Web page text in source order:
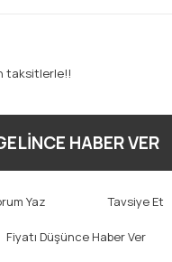
taksitlerle!!
HABER VER
Yaz Tavsiye Et
Fiyatı Düşünce Haber Ver